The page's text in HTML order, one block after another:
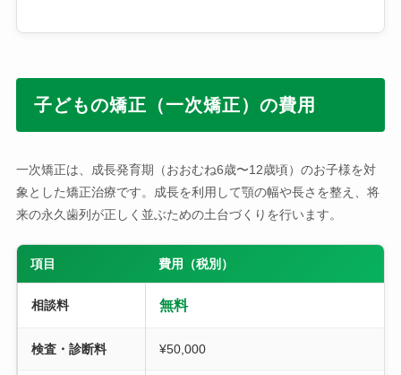
子どもの矯正（一次矯正）の費用
一次矯正は、成長発育期（おおむね6歳〜12歳頃）のお子様を対
象とした矯正治療です。成長を利用して顎の幅や長さを整え、将
来の永久歯列が正しく並ぶための土台づくりを行います。
項目 費用（税別）
相談料 無料
検査・診断料 ¥50,000